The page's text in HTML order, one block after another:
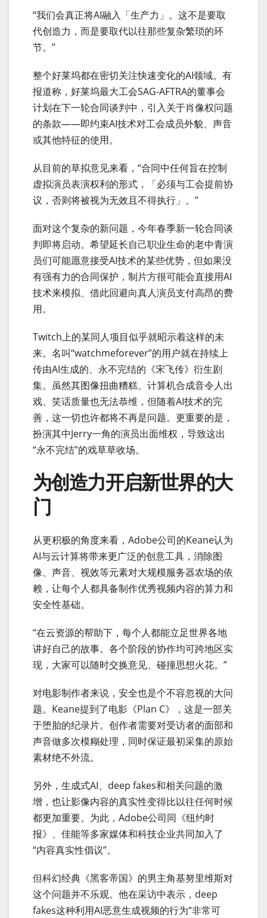
“我们会真正将AI融入「生产力」。这不是要取
代创造力，而是要取代以往那些复杂繁琐的环
节。”
整个好莱坞都在密切关注快速变化的AI领域。有
报道称，好莱坞最大工会SAG-AFTRA的董事会
计划在下一轮合同谈判中，引入关于肖像权问题
的条款——即约束AI技术对工会成员外貌、声音
或其他特征的使用。
从目前的草拟意见来看，“合同中任何旨在控制
虚拟演员表演权利的形式，「必须与工会提前协
议，否则将被视为无效且不得执行」。”
面对这个复杂的新问题，今年春季新一轮合同谈
判即将启动。希望延长自己职业生命的老中青演
员们可能愿意接受AI技术的某些优势，但如果没
有强有力的合同保护，制片方很可能会直接用AI
技术来模拟、借此回避向真人演员支付高昂的费
用。
Twitch上的某同人项目似乎就昭示着这样的未
来。名叫“watchmeforever”的用户就在持续上
传由AI生成的、永不完结的《宋飞传》衍生剧
集。虽然其图像扭曲糟糕、计算机合成音令人出
戏、笑话质量也无法恭维，但随着AI技术的完
善，这一切也许都将不再是问题。更重要的是，
扮演其中Jerry一角的演员出面维权，导致这出
“永不完结”的戏草草收场。
为创造力开启新世界的大
门
从更积极的角度来看，Adobe公司的Keane认为
AI与云计算将带来更广泛的创意工具，消除图
像、声音、视效等元素对大规模服务器农场的依
赖，让每个人都具备制作优秀视频内容的算力和
安全性基础。
“在云资源的帮助下，每个人都能立足世界各地
讲好自己的故事。各个阶段的协作均可跨地区实
现，大家可以随时交换意见、碰撞思想火花。”
对电影制作者来说，安全也是个不容忽视的大问
题。Keane提到了电影《Plan C》，这是一部关
于堕胎的纪录片。创作者需要对受访者的面部和
声音做多次模糊处理，同时保证最初采集的原始
素材绝不外流。
另外，生成式AI、deep fakes和相关问题的激
增，也让影像内容的真实性变得比以往任何时候
都更加重要。为此，Adobe公司同《纽约时
报》、佳能等多家媒体和科技企业共同加入了
“内容真实性倡议”。
但科幻经典《黑客帝国》的男主角基努里维斯对
这个问题并不乐观。他在采访中表示，deep
fakes这种利用AI恶意生成视频的行为“非常可